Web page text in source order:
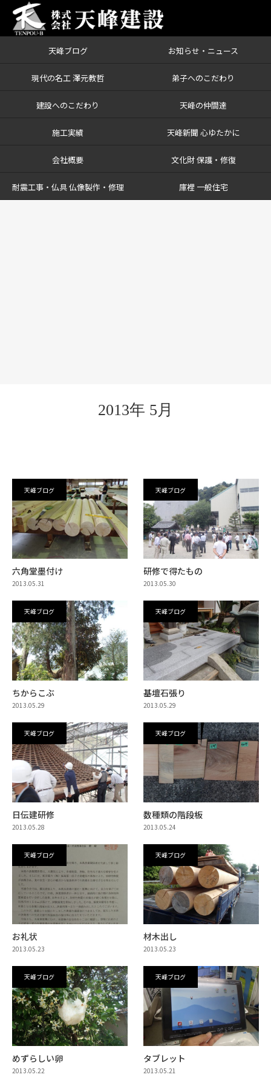
天峰ブログ お知らせ・ニュース
現代の名工 澤元教哲 弟子へのこだわり
建設へのこだわり 天峰の仲間達
施工実績 天峰新聞 心ゆたかに
会社概要 文化財 保護・修復
耐震工事・仏具 仏像製作・修理 庫裡 一般住宅
2013年 5月
天峰ブログ
六角堂墨付け
2013.05.31
天峰ブログ
研修で得たもの
2013.05.30
天峰ブログ
ちからこぶ
2013.05.29
天峰ブログ
基壇石張り
2013.05.29
天峰ブログ
日伝建研修
2013.05.28
天峰ブログ
数種類の階段板
2013.05.24
天峰ブログ
お礼状
2013.05.23
天峰ブログ
材木出し
2013.05.23
天峰ブログ
めずらしい卵
2013.05.22
天峰ブログ
タブレット
2013.05.21